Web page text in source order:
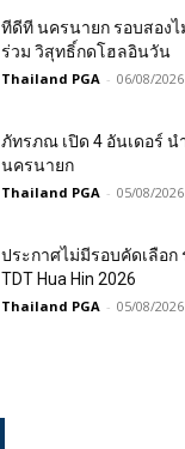
ทีดีที นครนายก รอบสอง
ร่วม วิสุทธิ์กดโฮลอินวัน
Thailand PGA - 06/08/2026
ภัทรภณ เปิด 4 อันเดอร์ น
นครนายก
Thailand PGA - 05/08/2026
ประกาศไม่มีรอบคัดเลือก
TDT Hua Hin 2026
Thailand PGA - 05/08/2026